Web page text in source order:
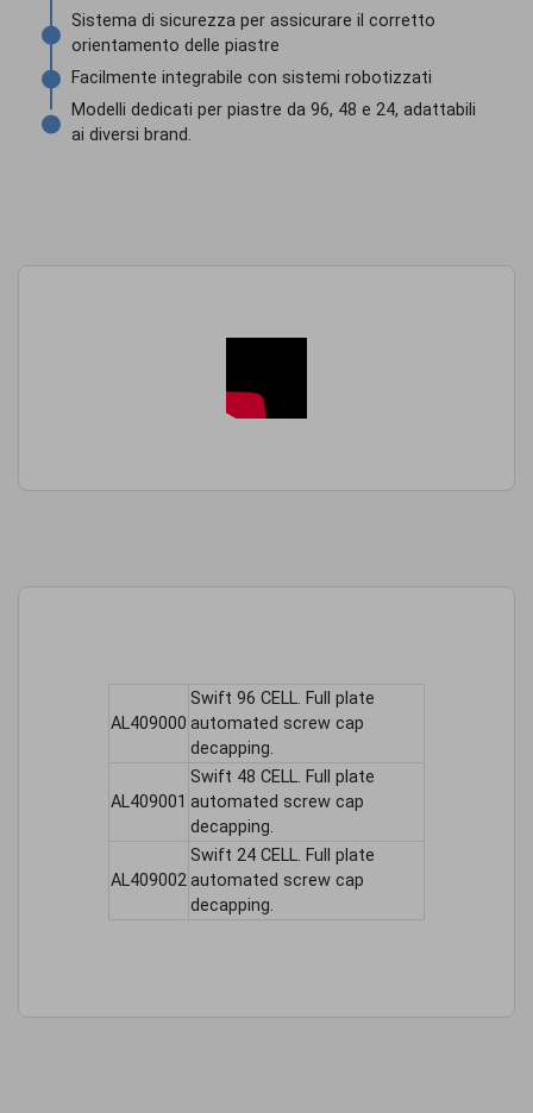
Sistema di sicurezza per assicurare il corretto
orientamento delle piastre
Facilmente integrabile con sistemi robotizzati
Modelli dedicati per piastre da 96, 48 e 24, adattabili
ai diversi brand.
AL409000
Swift 96 CELL. Full plate
automated screw cap
decapping.
AL409001
Swift 48 CELL. Full plate
automated screw cap
decapping.
AL409002
Swift 24 CELL. Full plate
automated screw cap
decapping.